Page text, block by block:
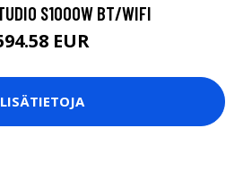
S1000W BT/WIFI
EUR
LISÄTIETOJA